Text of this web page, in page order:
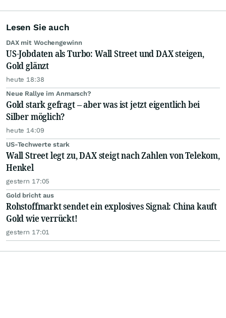
Lesen Sie auch
DAX mit Wochengewinn
US-Jobdaten als Turbo: Wall Street und DAX steigen,
Gold glänzt
heute 18:38
Neue Rallye im Anmarsch?
Gold stark gefragt – aber was ist jetzt eigentlich bei
Silber möglich?
heute 14:09
US-Techwerte stark
Wall Street legt zu, DAX steigt nach Zahlen von Telekom,
Henkel
gestern 17:05
Gold bricht aus
Rohstoffmarkt sendet ein explosives Signal: China kauft
Gold wie verrückt!
gestern 17:01